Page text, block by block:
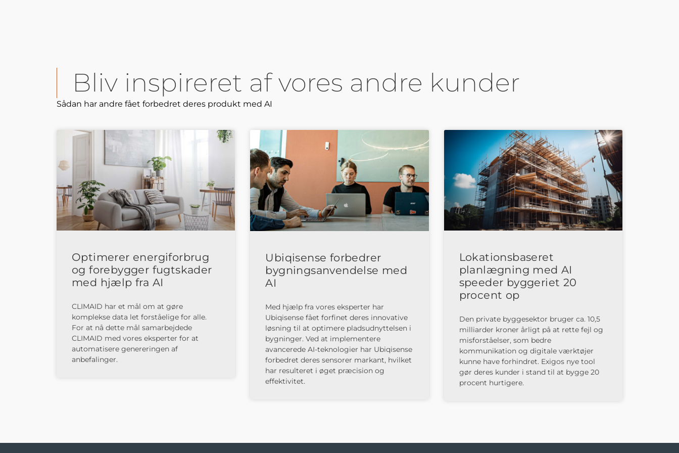
Bliv inspireret af vores andre kunder
Sådan har andre fået forbedret deres produkt med AI
Optimerer energiforbrug
og forebygger fugtskader
med hjælp fra AI​
CLIMAID har et mål om at gøre
komplekse data let forståelige for alle.
For at nå dette mål samarbejdede
CLIMAID med vores eksperter for at
automatisere genereringen af
anbefalinger.
Ubiqisense forbedrer
bygningsanvendelse med
AI
Med hjælp fra vores eksperter har
Ubiqisense fået forfinet deres innovative
løsning til at optimere pladsudnyttelsen i
bygninger. Ved at implementere
avancerede AI-teknologier har Ubiqisense
forbedret deres sensorer markant, hvilket
har resulteret i øget præcision og
effektivitet.
Lokationsbaseret
planlægning med AI
speeder byggeriet 20
procent op
Den private byggesektor bruger ca. 10,5
milliarder kroner årligt på at rette fejl og
misforståelser, som bedre
kommunikation og digitale værktøjer
kunne have forhindret. Exigos nye tool
gør deres kunder i stand til at bygge 20
procent hurtigere.